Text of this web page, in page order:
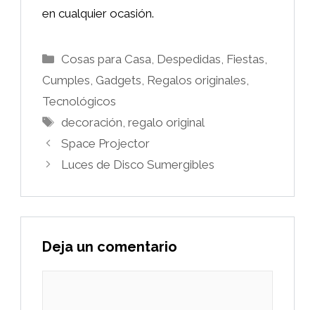
en cualquier ocasión.
Categorías
Cosas para Casa Despedidas, Fiestas,
Cumples Gadgets Regalos originales
Tecnológicos
Etiquetas
decoración ,regalo original
Space Projector
Luces de Disco Sumergibles
Deja un comentario